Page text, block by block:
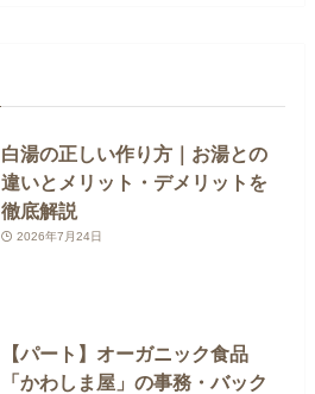
白湯の正しい作り方｜お湯との
違いとメリット・デメリットを
徹底解説
2026年7月24日
【パート】オーガニック食品
「かわしま屋」の事務・バック